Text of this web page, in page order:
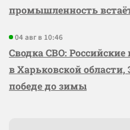
промышленность
04 авг в 10:46
Сводка СВО: Российские
в Харьковской области,
победе до зимы